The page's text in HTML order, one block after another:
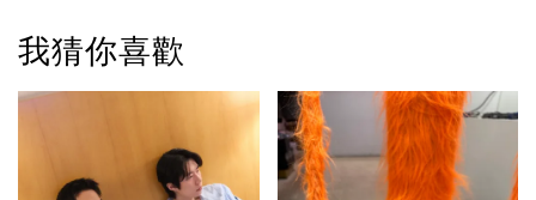
我猜你喜歡